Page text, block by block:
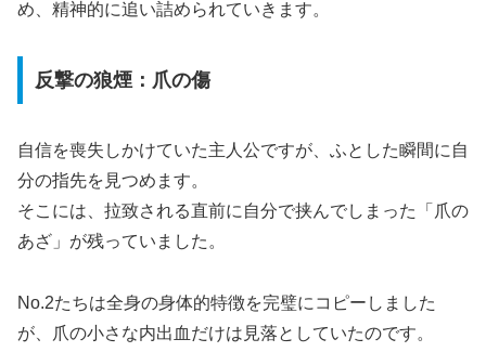
め、精神的に追い詰められていきます。
反撃の狼煙：爪の傷
自信を喪失しかけていた主人公ですが、ふとした瞬間に自
分の指先を見つめます。
そこには、拉致される直前に自分で挟んでしまった「爪の
あざ」が残っていました。
No.2たちは全身の身体的特徴を完璧にコピーしました
が、爪の小さな内出血だけは見落としていたのです。